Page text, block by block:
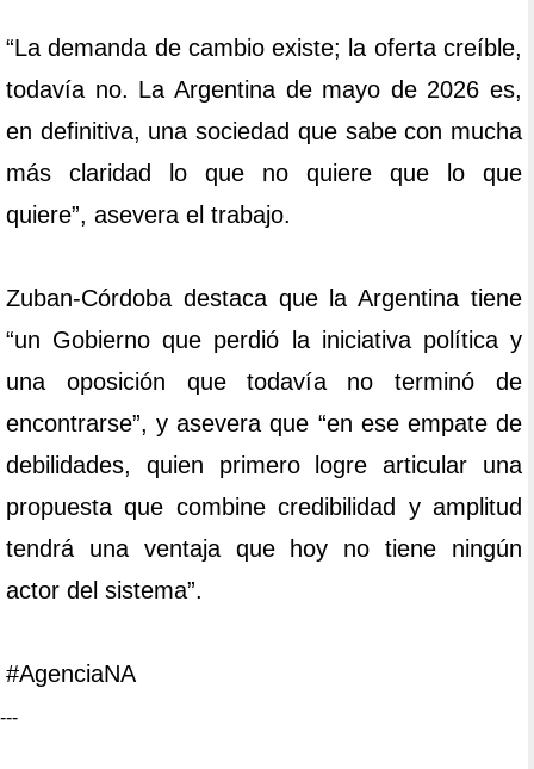
“La demanda de cambio existe; la oferta creíble,
todavía no. La Argentina de mayo de 2026 es,
en definitiva, una sociedad que sabe con mucha
más claridad lo que no quiere que lo que
quiere”, asevera el trabajo.
Zuban-Córdoba destaca que la Argentina tiene
“un Gobierno que perdió la iniciativa política y
una oposición que todavía no terminó de
encontrarse”, y asevera que “en ese empate de
debilidades, quien primero logre articular una
propuesta que combine credibilidad y amplitud
tendrá una ventaja que hoy no tiene ningún
actor del sistema”.
#AgenciaNA
---